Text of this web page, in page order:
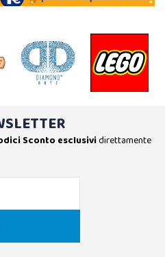
Sconto esclusividirettamente